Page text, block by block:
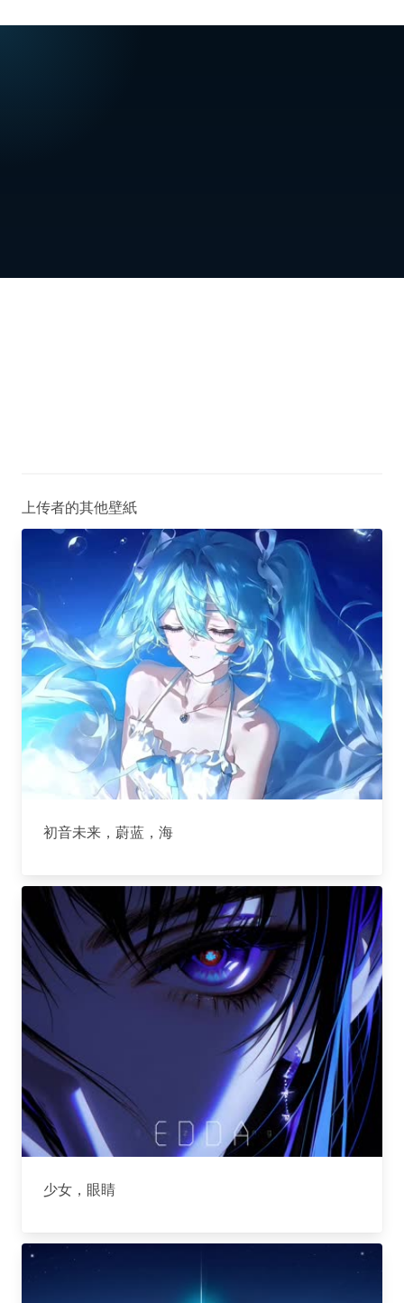
上传者的其他壁紙
初音未来，蔚蓝，海
少女，眼睛